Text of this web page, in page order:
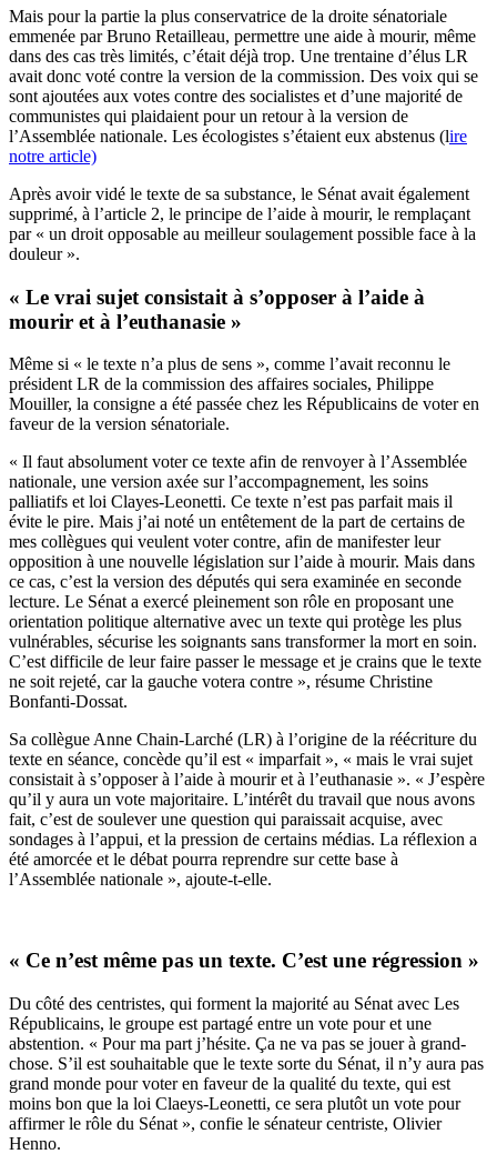
Mais pour la partie la plus conservatrice de la droite sénatoriale
emmenée par Bruno Retailleau, permettre une aide à mourir, même
dans des cas très limités, c’était déjà trop. Une trentaine d’élus LR
avait donc voté contre la version de la commission. Des voix qui se
sont ajoutées aux votes contre des socialistes et d’une majorité de
communistes qui plaidaient pour un retour à la version de
l’Assemblée nationale. Les écologistes s’étaient eux abstenus (lire
notre article)
Après avoir vidé le texte de sa substance, le Sénat avait également
supprimé, à l’article 2, le principe de l’aide à mourir, le remplaçant
par « un droit opposable au meilleur soulagement possible face à la
douleur ».
« Le vrai sujet consistait à s’opposer à l’aide à
mourir et à l’euthanasie »
Même si « le texte n’a plus de sens », comme l’avait reconnu le
président LR de la commission des affaires sociales, Philippe
Mouiller, la consigne a été passée chez les Républicains de voter en
faveur de la version sénatoriale.
« Il faut absolument voter ce texte afin de renvoyer à l’Assemblée
nationale, une version axée sur l’accompagnement, les soins
palliatifs et loi Clayes-Leonetti. Ce texte n’est pas parfait mais il
évite le pire. Mais j’ai noté un entêtement de la part de certains de
mes collègues qui veulent voter contre, afin de manifester leur
opposition à une nouvelle législation sur l’aide à mourir. Mais dans
ce cas, c’est la version des députés qui sera examinée en seconde
lecture. Le Sénat a exercé pleinement son rôle en proposant une
orientation politique alternative avec un texte qui protège les plus
vulnérables, sécurise les soignants sans transformer la mort en soin.
C’est difficile de leur faire passer le message et je crains que le texte
ne soit rejeté, car la gauche votera contre », résume Christine
Bonfanti-Dossat.
Sa collègue Anne Chain-Larché (LR) à l’origine de la réécriture du
texte en séance, concède qu’il est « imparfait », « mais le vrai sujet
consistait à s’opposer à l’aide à mourir et à l’euthanasie ». « J’espère
qu’il y aura un vote majoritaire. L’intérêt du travail que nous avons
fait, c’est de soulever une question qui paraissait acquise, avec
sondages à l’appui, et la pression de certains médias. La réflexion a
été amorcée et le débat pourra reprendre sur cette base à
l’Assemblée nationale », ajoute-t-elle.
« Ce n’est même pas un texte. C’est une régression »
Du côté des centristes, qui forment la majorité au Sénat avec Les
Républicains, le groupe est partagé entre un vote pour et une
abstention. « Pour ma part j’hésite. Ça ne va pas se jouer à grand-
chose. S’il est souhaitable que le texte sorte du Sénat, il n’y aura pas
grand monde pour voter en faveur de la qualité du texte, qui est
moins bon que la loi Claeys-Leonetti, ce sera plutôt un vote pour
affirmer le rôle du Sénat », confie le sénateur centriste, Olivier
Henno.